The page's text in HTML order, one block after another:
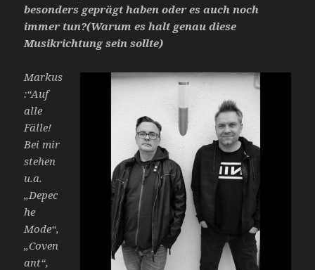
besonders geprägt haben oder es auch noch
immer tun?(Warum es halt genau diese
Musikrichtung sein sollte)
Markus
:“Auf
alle
Fälle!
Bei mir
stehen
u.a.
„Depec
he
Mode“,
„Coven
ant“,